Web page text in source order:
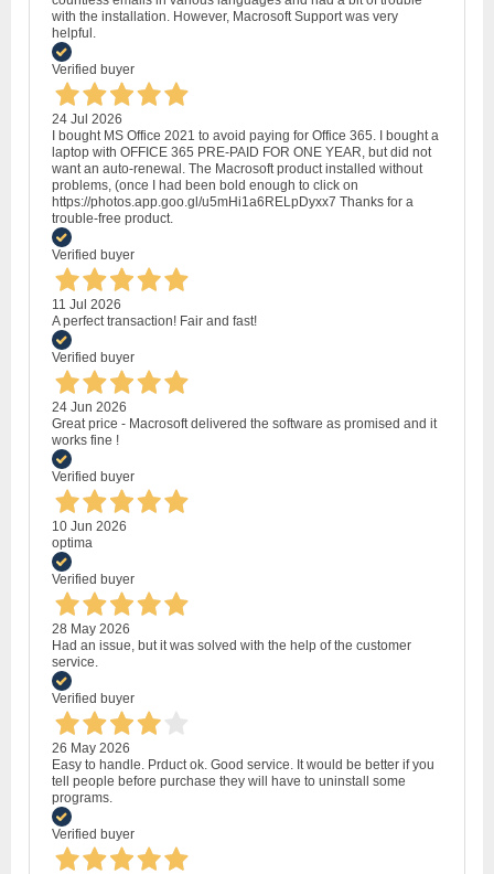
with the installation. However, Macrosoft Support was very
helpful.
Verified buyer
24 Jul 2026
I bought MS Office 2021 to avoid paying for Office 365. I bought a
laptop with OFFICE 365 PRE-PAID FOR ONE YEAR, but did not
want an auto-renewal. The Macrosoft product installed without
problems, (once I had been bold enough to click on
https://photos.app.goo.gl/u5mHi1a6RELpDyxx7 Thanks for a
trouble-free product.
Verified buyer
11 Jul 2026
A perfect transaction! Fair and fast!
Verified buyer
24 Jun 2026
Great price - Macrosoft delivered the software as promised and it
works fine !
Verified buyer
10 Jun 2026
optima
Verified buyer
28 May 2026
Had an issue, but it was solved with the help of the customer
service.
Verified buyer
26 May 2026
Easy to handle. Prduct ok. Good service. It would be better if you
tell people before purchase they will have to uninstall some
programs.
Verified buyer